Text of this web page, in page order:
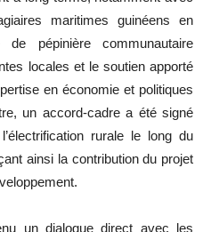
maritimes guinéens en
pépinière communautaire
locales et le soutien apporté
en économie et politiques
un accord-cadre a été signé
rurale le long du
ainsi la contribution du projet
un dialogue direct avec les